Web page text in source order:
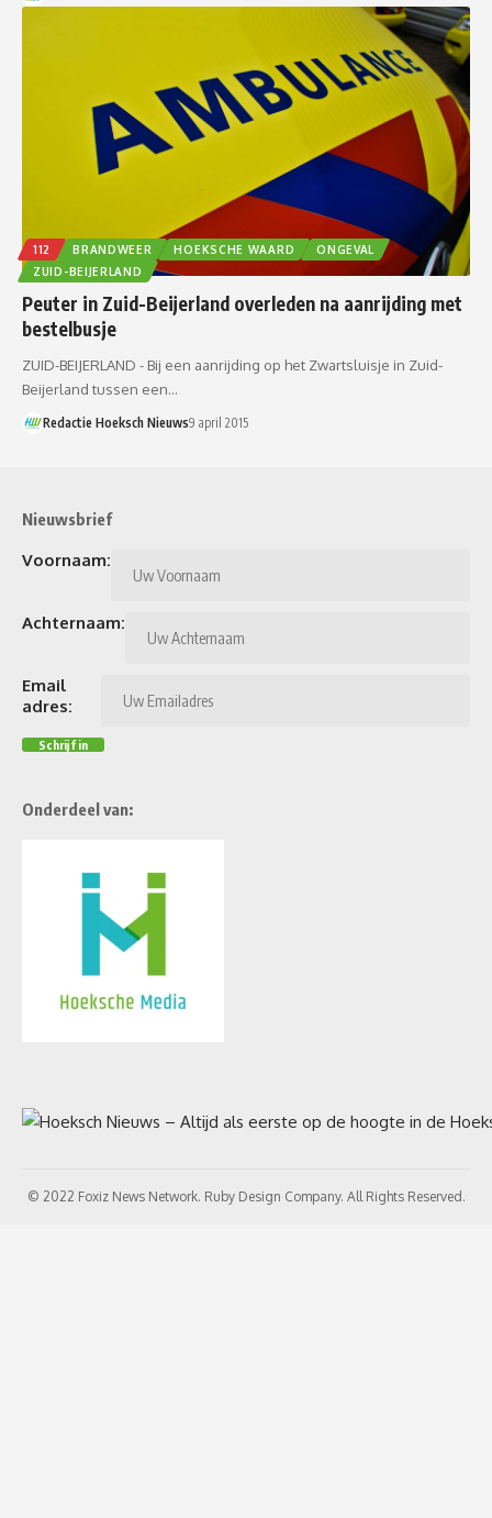
112 BRANDWEER HOEKSCHE WAARD
ONGEVAL
ZUID-BEIJERLAND
Peuter in Zuid-Beijerland overleden na aanrijding met
bestelbusje
ZUID-BEIJERLAND - Bij een aanrijding op het Zwartsluisje in Zuid-
Beijerland tussen een…
Redactie Hoeksch Nieuws9 april 2015
Nieuwsbrief
Voornaam:
Achternaam:
Email
adres:
Onderdeel van:
© 2022 Foxiz News Network. Ruby Design Company. All Rights Reserved.